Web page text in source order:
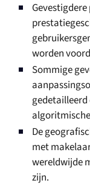
worden
Sommige
De
met
wereldwijde
zijn.